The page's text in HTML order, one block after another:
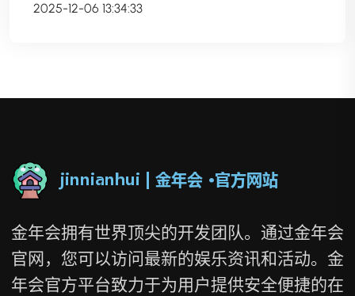
2025-12-06 13:34:33
金年会拥有世界顶尖的开发团队。通过金年会
官网，您可以访问最新的娱乐资讯和活动。金
年会官方平台致力于为用户提供安全便捷的在